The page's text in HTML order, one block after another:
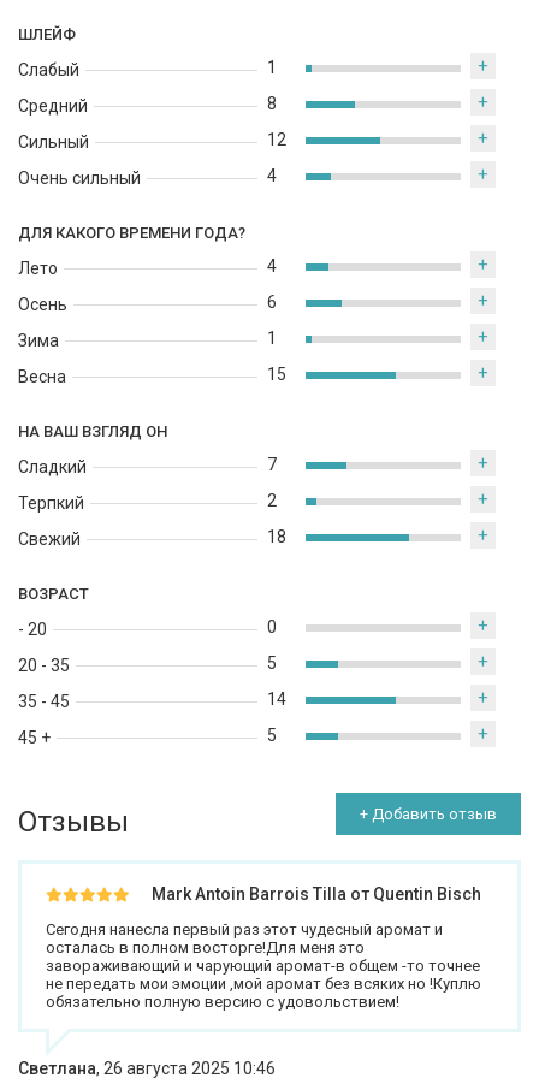
ШЛЕЙФ
Слабый
Средний
Сильный
Очень сильный
1 +
8 +
12 +
4 +
ДЛЯ КАКОГО ВРЕМЕНИ ГОДА?
Лето
Осень
Зима
Весна
4 +
6 +
1 +
15 +
НА ВАШ ВЗГЛЯД ОН
Сладкий
Терпкий
Свежий
7 +
2 +
18 +
ВОЗРАСТ
- 20
20 - 35
35 - 45
45 +
0 +
5 +
14 +
5 +
Отзывы + Добавить отзыв
Mark Antoin Barrois Tilla от Quentin Bisch
Сегодня нанесла первый раз этот чудесный аромат и
осталась в полном восторге!Для меня это
завораживающий и чарующий аромат-в общем -то точнее
не передать мои эмоции ,мой аромат без всяких но !Куплю
обязательно полную версию с удовольствием!
Светлана, 26 августа 2025 10:46